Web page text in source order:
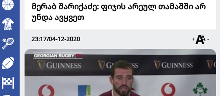
მერაბ შარიქაძე: ფიჯის არეულ თამაშში არ
უნდა ავყვეთ
23:17/04-12-2020 + -